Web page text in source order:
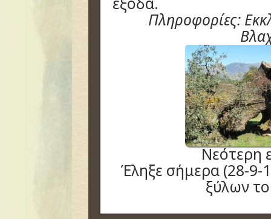
Πληροφορίες:
Νεότερη
Έληξε σήμερα (28-
ξύλων